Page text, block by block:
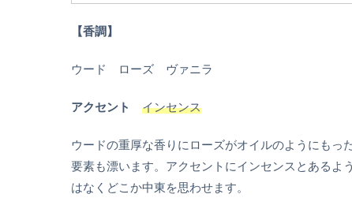
【香調】
ウード ローズ ヴァニラ
アクセント インセンス
ウードの重厚な香りにローズがオイルのようにも
要素も漂います。アクセントにインセンスとある
はなくどこか中東を思わせます。